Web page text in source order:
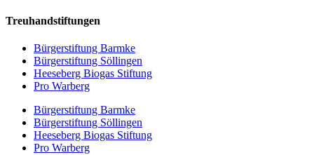
Treuhandstiftungen
Bürgerstiftung Barmke
Bürgerstiftung Söllingen
Heeseberg Biogas Stiftung
Pro Warberg
Bürgerstiftung Barmke
Bürgerstiftung Söllingen
Heeseberg Biogas Stiftung
Pro Warberg